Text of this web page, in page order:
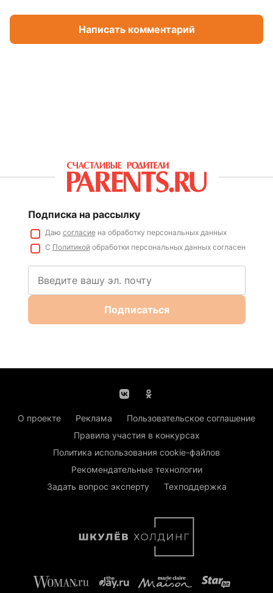
Написать комментарий
Подписка на рассылку
Даю согласиена обработку персональных данных
С Политикойобработки персональных данных согласен
Подписаться
О проекте Реклама
Пользовательское соглашение
Правила участия в конкурсах
Политика использования cookie-файлов
Рекомендательные технологии
Задать вопрос эксперту
Техподдержка